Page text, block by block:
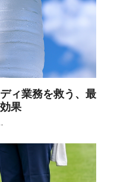
ィ業務を救う、最
果